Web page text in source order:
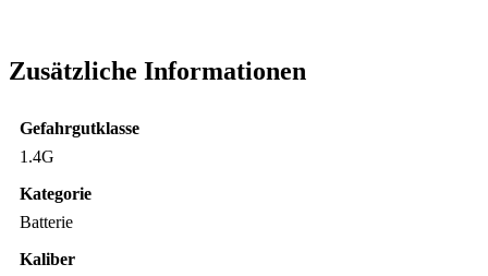
Zusätzliche Informationen
Gefahrgutklasse
1.4G
Kategorie
Batterie
Kaliber